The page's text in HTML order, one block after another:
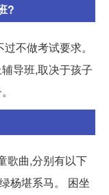
?
不做考试要求。
导班,取决于孩子
歌曲,分别有以下
杨堪系马。 困坐